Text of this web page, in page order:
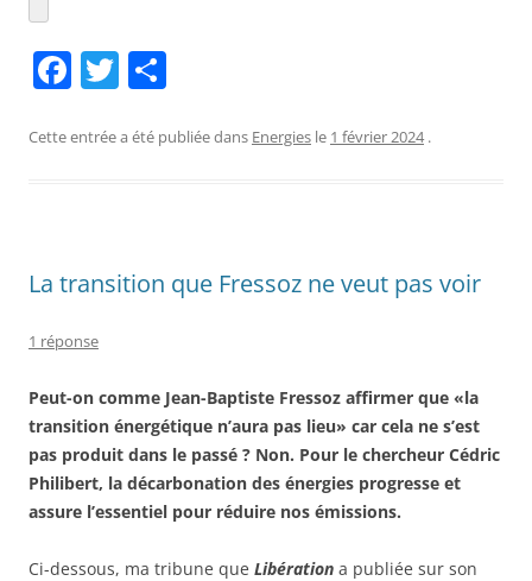
F
c
o
k
T
itt ta
Cette entrée a été publiée dans Energies le 1 février 2024 .
La transition que Fressoz ne veut pas voir
1 réponse
Peut-on comme Jean-Baptiste Fressoz affirmer que «la
transition énergétique n’aura pas lieu» car cela ne s’est
pas produit dans le passé ? Non. Pour le chercheur Cédric
Philibert, la décarbonation des énergies progresse et
assure l’essentiel pour réduire nos émissions.
Ci-dessous, ma tribune que Libération a publiée sur son